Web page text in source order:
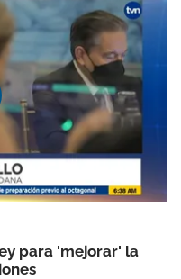
para 'mejorar' la